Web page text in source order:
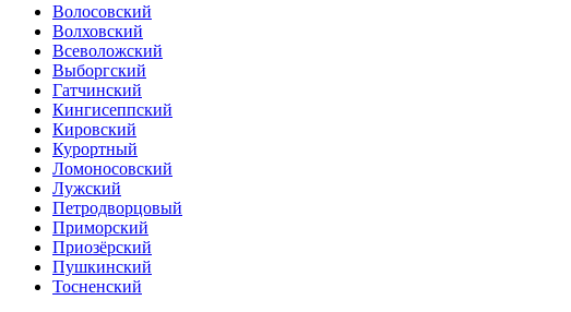
Волосовский
Волховский
Всеволожский
Выборгский
Гатчинский
Кингисеппский
Кировский
Курортный
Ломоносовский
Лужский
Петродворцовый
Приморский
Приозёрский
Пушкинский
Тосненский